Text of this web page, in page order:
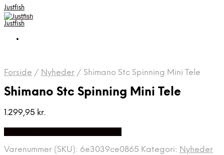
Justfish
Justfish
Forside / Nyheder / Shimano Stc Spinning Mini Tele
Shimano Stc Spinning Mini Tele
1.299,95 kr.
Varenummer (SKU): 6e3039ce0865 Kategori: Nyheder